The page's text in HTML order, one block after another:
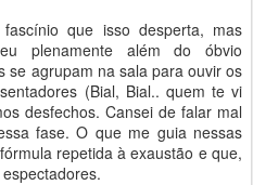
que isso desperta, mas
plenamente além do óbvio
se agrupam na sala para ouvir os
(Bial, Bial.. quem te vi
desfechos. Cansei de falar mal
fase. O que me guia nessas
repetida à exaustão e que,